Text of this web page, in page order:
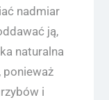
nadmiar
ją,
naturalna
ponieważ
i